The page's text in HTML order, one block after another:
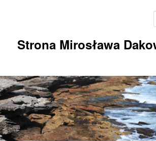
Strona Mirosława